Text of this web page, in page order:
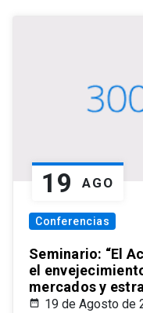
19 AGO
Conferencias
Seminario: “El
el
mercados y
19 de Agosto de